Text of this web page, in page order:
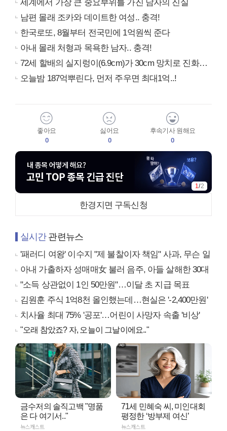
세계에서 가장 큰 중요부위를 가진 남자의 진실
남편 몰래 조카와 데이트한 여성.. 충격!
한국로또, 8월부터 전국민에 1억원씩 준다
아내 몰래 처형과 목욕한 남자.. 충격!
72세 할배의 실지렁이(6.9cm)가 30cm 망치로 진화…
오늘밤 187억뿌린다, 먼저 주우면 최대1억..!
좋아요
0
싫어요
0
후속기사 원해요
0
1/2
한경지면 구독신청
실시간관련뉴스
'패러디 여왕' 이수지 "제 불찰이자 책임" 사과, 무슨 일
아내 가출하자 성매매女 불러 음주, 아들 살해한 30대
"소득 상관없이 1인 50만원"…이달 초 지급 목표
김원훈 주식 1억8천 올인했는데…현실은 '-2,400만원'
치사율 최대 75% '공포'…어린이 사망자 속출 '비상'
"오래 참았죠? 자, 오늘이 그날이에요.."
금수저의 솔직고백 "명품
은 다 여기서.."
뉴스캐스트
71세 민혜숙 씨, 미인대회
평정한 ‘방부제 여신’
뉴스캐스트